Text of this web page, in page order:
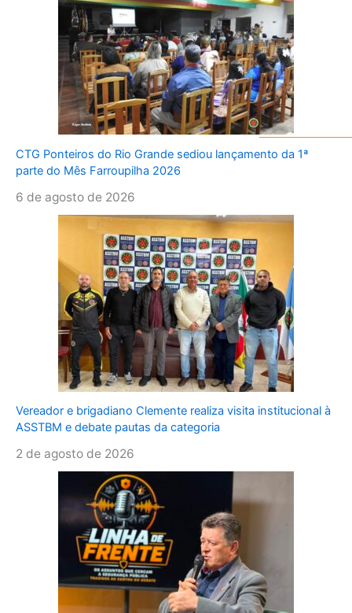
CTG Ponteiros do Rio Grande sediou lançamento da 1ª
parte do Mês Farroupilha 2026
6 de agosto de 2026
Vereador e brigadiano Clemente realiza visita institucional à
ASSTBM e debate pautas da categoria
2 de agosto de 2026